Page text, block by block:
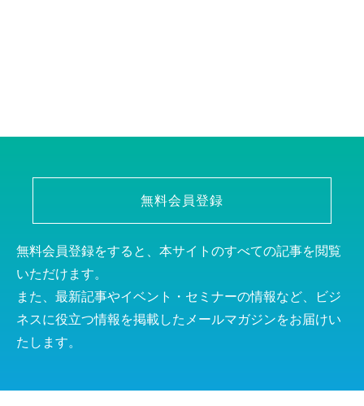
無料会員登録
無料会員登録をすると、本サイトのすべての記事を閲覧
いただけます。
また、最新記事やイベント・セミナーの情報など、ビジ
ネスに役立つ情報を掲載したメールマガジンをお届けい
たします。